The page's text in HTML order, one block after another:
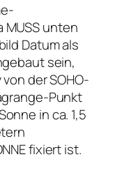
MUSS unten
Datum als
sein,
der SOHO-
Punkt
in ca. 1,5
fixiert ist.